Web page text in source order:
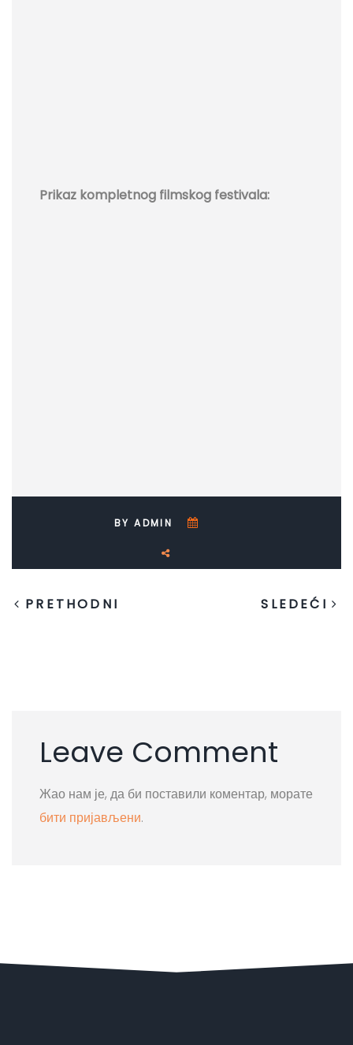
Prikaz kompletnog filmskog festivala:
BY ADMIN
PRETHODNI SLEDEĆI
Leave Comment
Жао нам је, да би поставили коментар, морате
бити пријављени.